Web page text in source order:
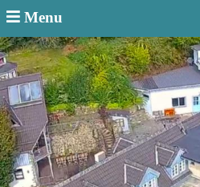
Menu